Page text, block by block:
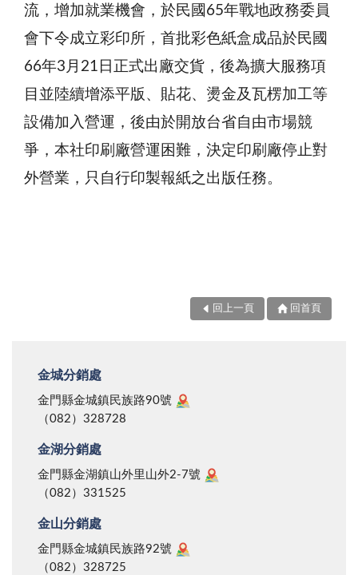
流，增加就業機會，於民國65年戰地政務委員
會下令成立彩印所，首批彩色紙盒成品於民國
66年3月21日正式出廠交貨，後為擴大服務項
目並陸續增添平版、貼花、燙金及瓦楞加工等
設備加入營運，後由於開放台省自由市場競
爭，本社印刷廠營運困難，決定印刷廠停止對
外營業，只自行印製報紙之出版任務。
回上一頁 回首頁
金城分銷處
金門縣金城鎮民族路90號
（082）328728
金湖分銷處
金門縣金湖鎮山外里山外2-7號
（082）331525
金山分銷處
金門縣金城鎮民族路92號
（082）328725